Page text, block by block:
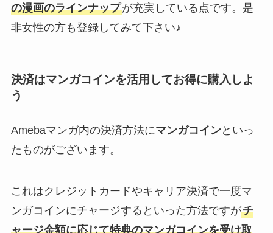
の漫画のラインナップが充実している点です。是
非女性の方も登録してみて下さい♪
決済はマンガコインを活用してお得に購入しよ
う
Amebaマンガ内の決済方法にマンガコインといっ
たものがございます。
これはクレジットカードやキャリア決済で一度マ
ンガコインにチャージするといった方法ですがチ
ャージ金額に応じて特典のマンガコインを受け取